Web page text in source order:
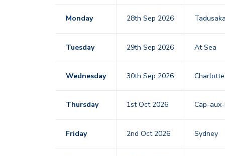
Monday 28th Sep 2026
Tuesday 29th Sep 2026 At Sea
Wednesday 30th Sep 2026
Thursday 1st Oct 2026 Cap-
Friday 2nd Oct 2026 Sydney